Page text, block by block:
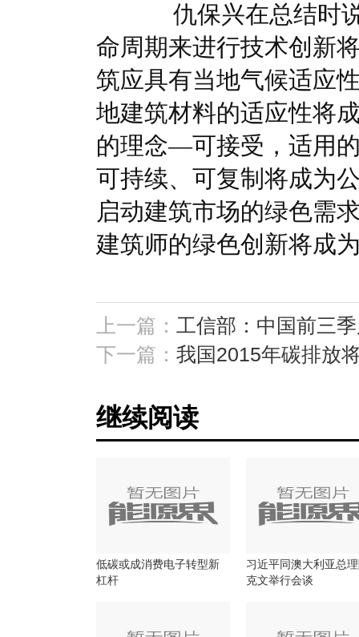
仇保兴在总结时说
命周期来进行技术创新
筑应具有当地气候适应
地建筑材料的适应性将
的理念—可接受，适用
可持续、可复制将成为
启动建筑市场的绿色需
建筑师的绿色创新将成
上一篇： 工信部：中国前三
下一篇： 我国2015年碳排放
继续阅读
低碳或成消费电子转型新
杠杆
习近平同澳大利亚总
克文举行会谈